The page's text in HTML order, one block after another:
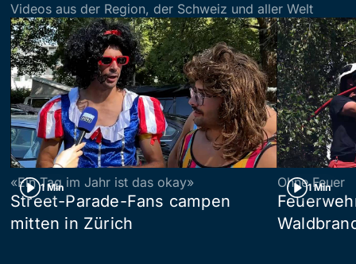
Videos aus der Region, der Schweiz und aller Welt
1 Min
«Ein Tag im Jahr ist das okay»
Street-Parade-Fans campen
mitten in Zürich
1 Min
Ohne Feuer